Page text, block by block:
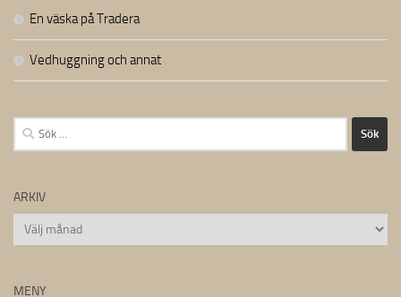
En väska på Tradera
Vedhuggning och annat
Sök
efter:
ARKIV
Arkiv
MENY